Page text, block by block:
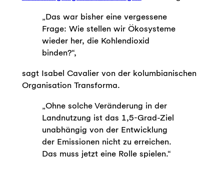
„Das war bisher eine vergessene
Frage: Wie stellen wir Ökosysteme
wieder her, die Kohlendioxid
binden?“,
sagt Isabel Cavalier von der kolumbianischen
Organisation Transforma.
„Ohne solche Veränderung in der
Landnutzung ist das 1,5-Grad-Ziel
unabhängig von der Entwicklung
der Emissionen nicht zu erreichen.
Das muss jetzt eine Rolle spielen.“